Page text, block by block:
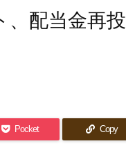
、配当金再投
Pocket Copy